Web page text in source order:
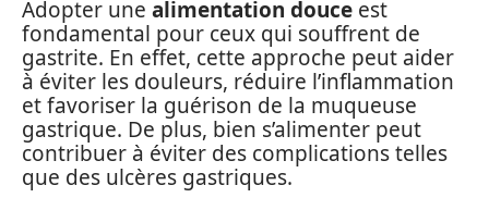
Adopter une alimentation douce est
fondamental pour ceux qui souffrent de
gastrite. En effet, cette approche peut aider
à éviter les douleurs, réduire l’inflammation
et favoriser la guérison de la muqueuse
gastrique. De plus, bien s’alimenter peut
contribuer à éviter des complications telles
que des ulcères gastriques.